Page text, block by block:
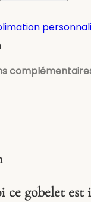
ce gobelet est